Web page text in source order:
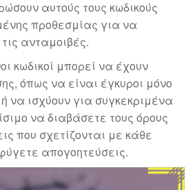
αυτούς τους κωδικούς
προθεσμίας για να
ανταμοιβές.
κωδικοί μπορεί να έχουν
όπως να είναι έγκυροι μόνο
να ισχύουν για συγκεκριμένα
να διαβάσετε τους όρους
που σχετίζονται με κάθε
απογοητεύσεις.